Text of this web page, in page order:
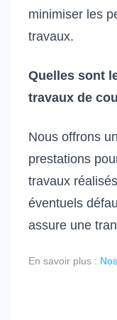
minimiser les
travaux.
Quelles sont
travaux de
Nous offrons
prestations
travaux
éventuels
assure une
En savoir plus :